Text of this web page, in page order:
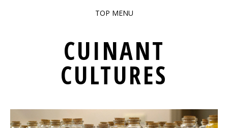
TOP MENU
CUINANT
CULTURES